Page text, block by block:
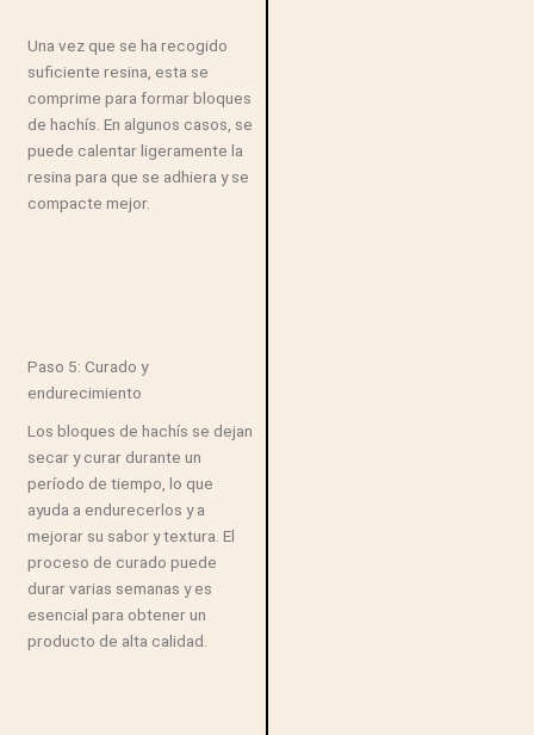
Una vez que se ha recogido
suficiente resina, esta se
comprime para formar bloques
de hachís. En algunos casos, se
puede calentar ligeramente la
resina para que se adhiera y se
compacte mejor.
Paso 5: Curado y
endurecimiento
Los bloques de hachís se dejan
secar y curar durante un
período de tiempo, lo que
ayuda a endurecerlos y a
mejorar su sabor y textura. El
proceso de curado puede
durar varias semanas y es
esencial para obtener un
producto de alta calidad.